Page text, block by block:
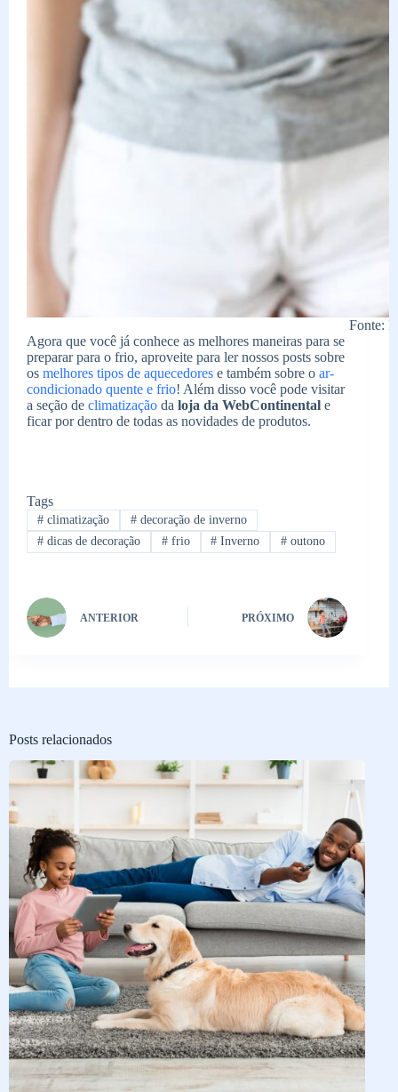
Fonte:
Agora que você já conhece as melhores maneiras para se
preparar para o frio, aproveite para ler nossos posts sobre
os melhores tipos de aquecedores e também sobre o ar-
condicionado quente e frio! Além disso você pode visitar
a seção de climatização da loja da WebContinental e
ficar por dentro de todas as novidades de produtos.
Tags
#climatização #decoração de inverno
#dicas de decoração #frio # Inverno # outono
ANTERIOR PRÓXIMO
Posts relacionados